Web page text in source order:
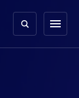
menu